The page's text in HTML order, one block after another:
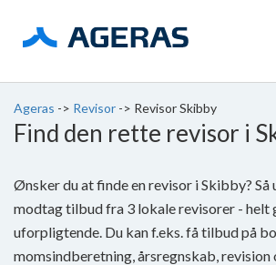
Ageras -> Revisor -> Revisor Skibby
Find den rette revisor i
Ønsker du at finde en revisor i Skibby? Så
modtag tilbud fra 3 lokale revisorer - helt
uforpligtende. Du kan f.eks. få tilbud på
momsindberetning, årsregnskab, revision